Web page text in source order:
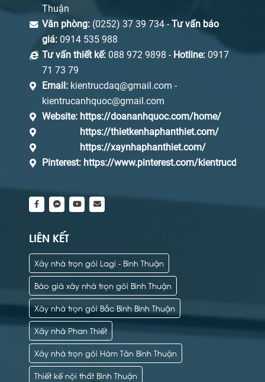
Thuận
Văn phòng: (0252) 37 39 734 -Tư vấn báo
giá: 0914 535 988
Tư vấn thiết kế: 088 972 9898 - Hotline: 0917
71 73 79
Email: kientrucdaq@gmail.com -
kientrucanhquoc@gmail.com
Website: https://doananhquoc.com/home/
https://thietkenhaphanthiet.com/
https://xaynhaphanthiet.com/
Pinterest: https://www.pinterest.com/kientrucdaq/
LIÊN KẾT
Xây nhà trọn gói Lagi - Bình Thuận
Báo giá xây nhà trọn gói Bình Thuận
Xây nhà trọn gói Bắc Bình Bình Thuận
Xây nhà Phan Thiết
Xây nhà trọn gói Hàm Tân Bình Thuận
Thiết kế nội thất Bình Thuận